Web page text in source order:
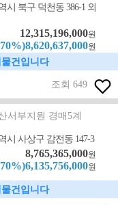
시 북구 덕천동 386-1 외
12,315,196,000원
원
건입니다
조회 649
서부지원 경매5계
시 사상구 감전동 147-3
8,765,365,000원
원
건입니다